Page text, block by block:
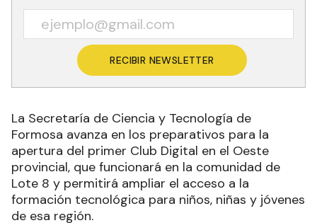
RECIBIR NEWSLETTER
La Secretaría de Ciencia y Tecnología de
Formosa avanza en los preparativos para la
apertura del primer Club Digital en el Oeste
provincial, que funcionará en la comunidad de
Lote 8 y permitirá ampliar el acceso a la
formación tecnológica para niños, niñas y jóvenes
de esa región.